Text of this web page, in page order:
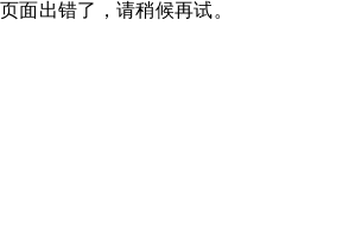
页面出错了，请稍候再试。